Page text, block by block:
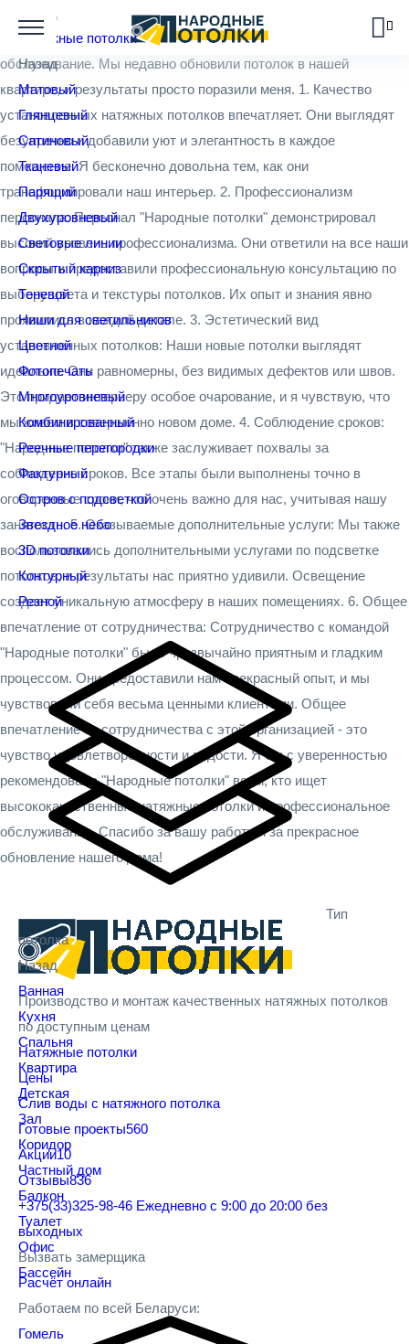
Натяжные потолки
Назад
Матовый
Глянцевый
Сатиновый
Тканевый
Парящий
Двухуровневый
Световые линии
Скрытый карниз
Теневой
Ниши для светильников
Цветной
Фотопечать
Многоуровневый
Комбинированный
Реечные перегородки
Фактурный
Остров с подсветкой
Звездное небо
3D потолки
Контурный
Резной
Тип
потолка
Назад
Ванная
Кухня
Спальня
Квартира
Детская
Зал
Коридор
Частный дом
Балкон
Туалет
Офис
Бассейн
Я хотела бы выразить свою искреннюю благодарность ребятам
из "Народные потолки" за их профессиональное и выдающееся
обслуживание. Мы недавно обновили потолок в нашей
квартире, и результаты просто поразили меня. 1. Качество
установленных натяжных потолков впечатляет. Они выглядят
безупречно и добавили уют и элегантность в каждое
помещение. Я бесконечно довольна тем, как они
трансформировали наш интерьер. 2. Профессионализм
персонала: Персонал "Народные потолки" демонстрировал
высокий уровень профессионализма. Они ответили на все наши
вопросы и предоставили профессиональную консультацию по
выбору цвета и текстуры потолков. Их опыт и знания явно
проявились в каждой детале. 3. Эстетический вид
установленных потолков: Наши новые потолки выглядят
идеально. Они равномерны, без видимых дефектов или швов.
Это придает интерьеру особое очарование, и я чувствую, что
мы живем в совершенно новом доме. 4. Соблюдение сроков:
"Народные потолки" также заслуживает похвалы за
соблюдение сроков. Все этапы были выполнены точно в
оговоренные сроки, что очень важно для нас, учитывая нашу
занятость. 5. Оказываемые дополнительные услуги: Мы также
воспользовались дополнительными услугами по подсветке
потолков, и результаты нас приятно удивили. Освещение
создает уникальную атмосферу в наших помещениях. 6. Общее
впечатление от сотрудничества: Сотрудничество с командой
"Народные потолки" было чрезвычайно приятным и гладким
процессом. Они предоставили нам прекрасный опыт, и мы
чувствовали себя весьма ценными клиентами. Общее
впечатление от сотрудничества с этой организацией - это
чувство удовлетворенности и радости. Я бы с уверенностью
рекомендовала "Народные потолки" всем, кто ищет
высококачественные натяжные потолки и профессиональное
обслуживание. Спасибо за вашу работу и за прекрасное
обновление нашего дома!
Производство и монтаж качественных натяжных потолков
по доступным ценам
Натяжные потолки
Цены
Cлив воды с натяжного потолка
Готовые проекты560
Акции10
Отзывы836
+375(33)325-98-46 Ежедневно с 9:00 до 20:00 без
выходных
Вызвать замерщика
Расчёт онлайн
Работаем по всей Беларуси:
Гомель